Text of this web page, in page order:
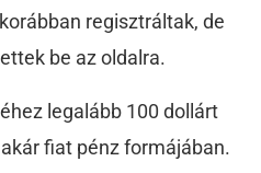
regisztráltak, de
be az oldalra.
legalább 100 dollárt
fiat pénz formájában.